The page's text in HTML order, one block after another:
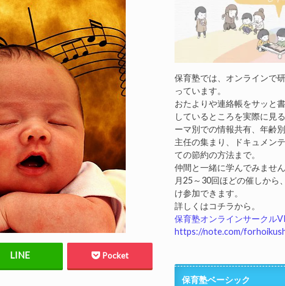
Pocket
保育塾では、オンラインで
っています。
おたよりや連絡帳をサッと
しているところを実際に見
ーマ別での情報共有、年齢
主任の集まり、ドキュメン
ての節約の方法まで。
仲間と一緒に学んでみませ
月25～30回ほどの催しから
け参加できます。
詳しくはコチラから。
保育塾オンラインサークル
https://note.com/
保育塾ベーシック